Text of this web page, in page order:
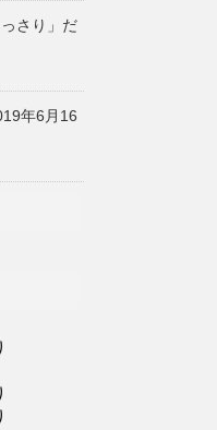
さり」だ
年6月16